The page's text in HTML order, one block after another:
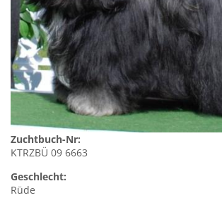
Zuchtbuch-Nr:
KTRZBÜ 09 6663
Geschlecht:
Rüde